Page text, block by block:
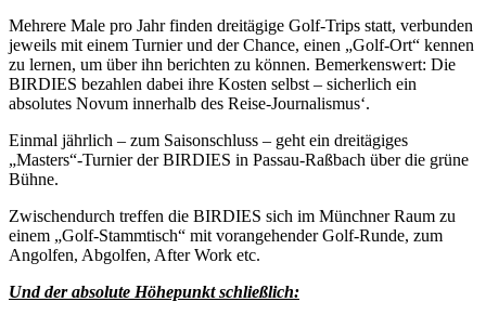
Mehrere Male pro Jahr finden dreitägige Golf-Trips statt, verbunden
jeweils mit einem Turnier und der Chance, einen „Golf-Ort“ kennen
zu lernen, um über ihn berichten zu können. Bemerkenswert: Die
BIRDIES bezahlen dabei ihre Kosten selbst – sicherlich ein
absolutes Novum innerhalb des Reise-Journalismus‘.
Einmal jährlich – zum Saisonschluss – geht ein dreitägiges
„Masters“-Turnier der BIRDIES in Passau-Raßbach über die grüne
Bühne.
Zwischendurch treffen die BIRDIES sich im Münchner Raum zu
einem „Golf-Stammtisch“ mit vorangehender Golf-Runde, zum
Angolfen, Abgolfen, After Work etc.
Und der absolute Höhepunkt schließlich: